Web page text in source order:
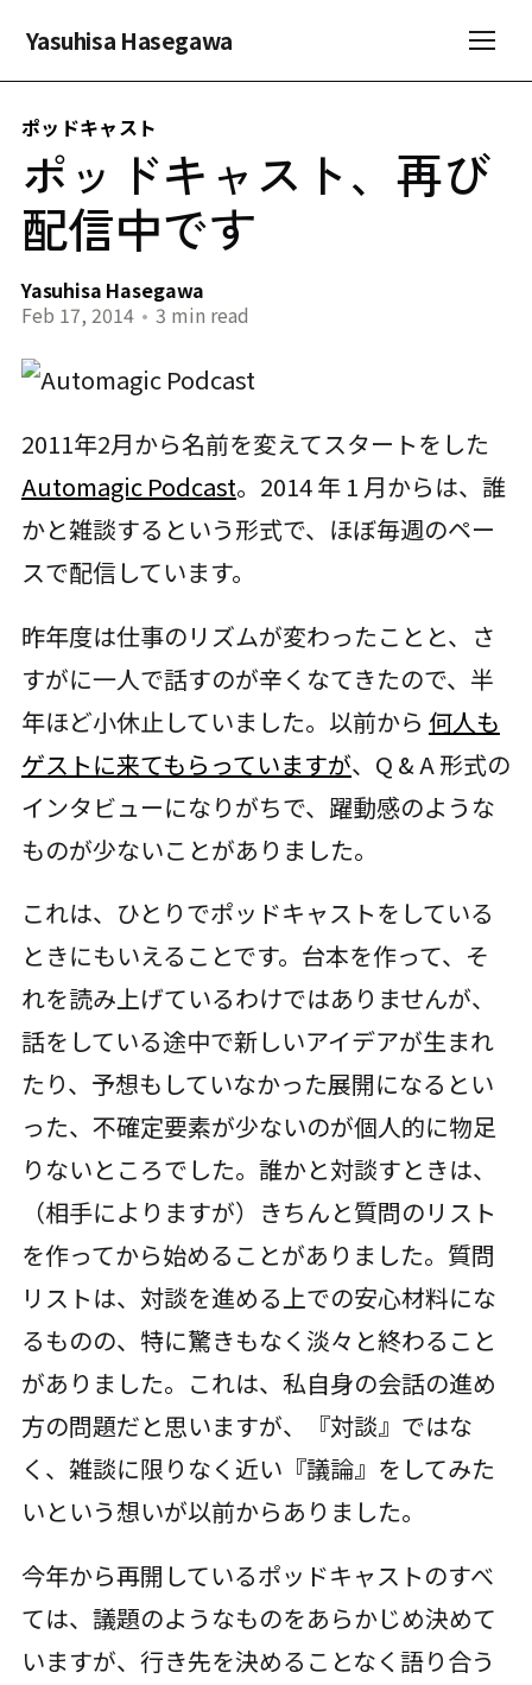
Yasuhisa Hasegawa
ポッドキャスト
ポッドキャスト、再び
配信中です
Yasuhisa Hasegawa
Feb 17, 2014 • 3 min read
2011年2月から名前を変えてスタートをした
Automagic Podcast。2014 年 1 月からは、誰
かと雑談するという形式で、ほぼ毎週のペー
スで配信しています。
昨年度は仕事のリズムが変わったことと、さ
すがに一人で話すのが辛くなてきたので、半
年ほど小休止していました。以前から 何人も
ゲストに来てもらっていますが、Q & A 形式の
インタビューになりがちで、躍動感のような
ものが少ないことがありました。
これは、ひとりでポッドキャストをしている
ときにもいえることです。台本を作って、そ
れを読み上げているわけではありませんが、
話をしている途中で新しいアイデアが生まれ
たり、予想もしていなかった展開になるとい
った、不確定要素が少ないのが個人的に物足
りないところでした。誰かと対談すときは、
（相手によりますが）きちんと質問のリスト
を作ってから始めることがありました。質問
リストは、対談を進める上での安心材料にな
るものの、特に驚きもなく淡々と終わること
がありました。これは、私自身の会話の進め
方の問題だと思いますが、『対談』ではな
く、雑談に限りなく近い『議論』をしてみた
いという想いが以前からありました。
今年から再開しているポッドキャストのすべ
ては、議題のようなものをあらかじめ決めて
いますが、行き先を決めることなく語り合う